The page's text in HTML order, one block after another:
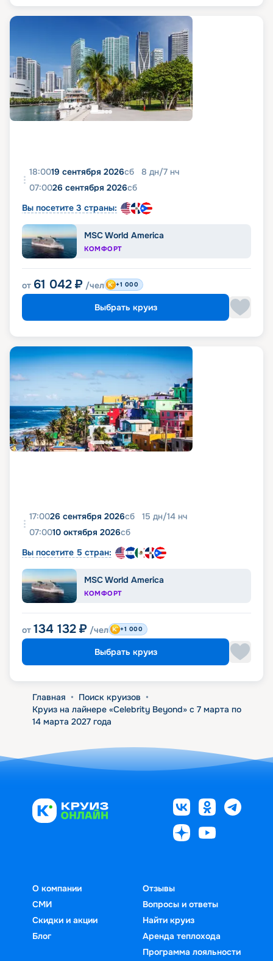
18:0019 сентября 2026сб 8 дн/7 нч
07:0026 сентября 2026сб
Вы посетите 3 страны:
MSC World America
КОМФОРТ
от 61 042 ₽ /чел +1 000
Выбрать круиз
17:0026 сентября 2026сб 15 дн/14 нч
07:0010 октября 2026сб
Вы посетите 5 стран:
MSC World America
КОМФОРТ
от 134 132 ₽ /чел +1 000
Выбрать круиз
Главная • Поиск круизов •
Круиз на лайнере «Celebrity Beyond» с 7 марта по
14 марта 2027 года
О компании
СМИ
Скидки и акции
Блог
Отзывы
Вопросы и ответы
Найти круиз
Аренда теплохода
Программа лояльности